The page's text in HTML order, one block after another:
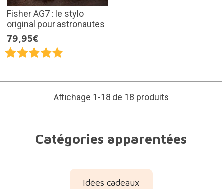
Fisher AG7 : le stylo
original pour astronautes
79,95€
Affichage 1-18 de 18 produits
Catégories apparentées
Idées cadeaux